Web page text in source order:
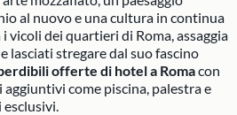
al nuovo e una cultura in continua
vicoli dei quartieri di Roma, assaggia
lasciati stregare dal suo fascino
offerte di hotel a Romacon
aggiuntivi come piscina, palestra e
esclusivi.